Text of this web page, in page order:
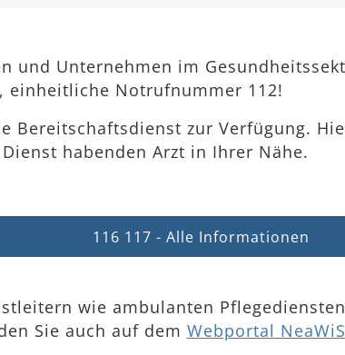
und Unternehmen im
einheitliche Notrufnummer 112!
Bereitschaftsdienst zur Verfügung.
habenden Arzt in Ihrer Nähe.
116 117 - Alle Informationen
wie ambulanten
Sie auch auf dem Webportal NeaWiS